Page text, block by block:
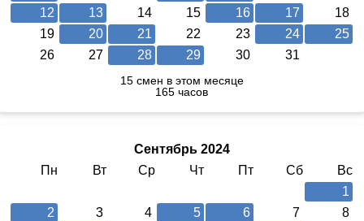
12
13 14 15 16 17
18
19
20 21 22 23 24
25
26
27 28 29 30 31
15 смен в этом месяце
165 часов
Сентябрь 2024
Пн
Вт Ср Чт Пт Сб
Вс
1
2
3 4 5 6 7
8